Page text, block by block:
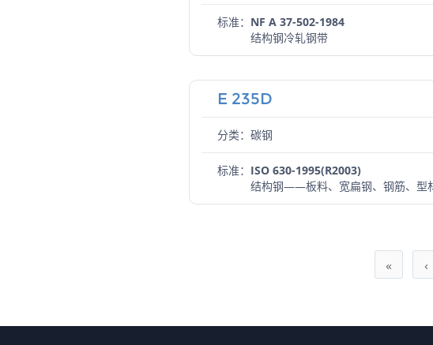
标准： NF A 37-502-1984
结构钢冷轧钢带
E 235D
分类：碳钢
标准： ISO 630-1995(R2003)
结构钢——板料、宽扁钢、钢筋、型
« ‹